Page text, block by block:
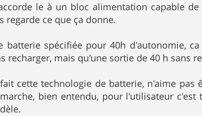
le à un bloc alimentation capable
regarde ce que ça donne.
batterie spécifiée pour 40h d'autonomie,
recharger, mais qu'une sortie de 40 h sans
cette technologie de batterie, n'aime
bien entendu, pour l'utilisateur